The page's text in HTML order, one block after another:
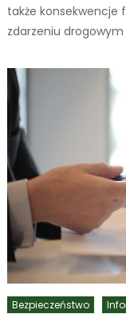
także konsekwencje
zdarzeniu
również ofiary w
zależności od
zachować, aby
Bezpieczeństwo